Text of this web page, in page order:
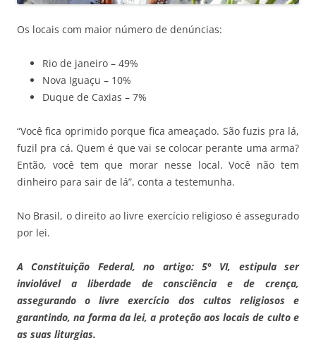
Os locais com maior número de denúncias:
Rio de janeiro – 49%
Nova Iguaçu – 10%
Duque de Caxias – 7%
“Você fica oprimido porque fica ameaçado. São fuzis pra lá,
fuzil pra cá. Quem é que vai se colocar perante uma arma?
Então, você tem que morar nesse local. Você não tem
dinheiro para sair de lá”, conta a testemunha.
No Brasil, o direito ao livre exercício religioso é assegurado
por lei.
A Constituição Federal, no artigo: 5° VI, estipula ser
inviolável a liberdade de consciência e de crença,
assegurando o livre exercício dos cultos religiosos e
garantindo, na forma da lei, a proteção aos locais de culto e
as suas liturgias.